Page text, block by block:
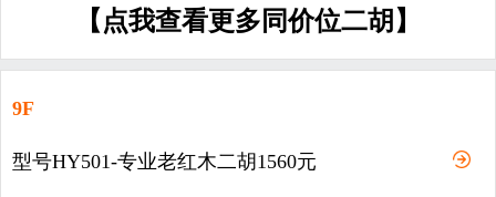
【点我查看更多同价位二胡】
9F
型号HY501-专业老红木二胡1560元